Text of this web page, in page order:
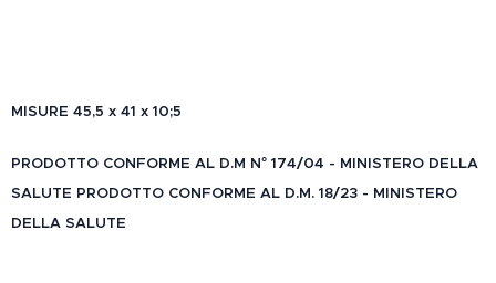
MISURE 45,5 x 41 x 10;5
PRODOTTO CONFORME AL D.M N° 174/04 - MINISTERO DELLA
SALUTE PRODOTTO CONFORME AL D.M. 18/23 - MINISTERO
DELLA SALUTE